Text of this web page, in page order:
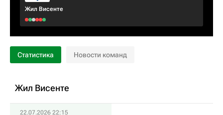
Жил Висенте
Статистика Новости команд
Жил Висенте
22.07.2026 22:15